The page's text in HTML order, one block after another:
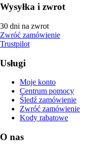
Wysyłka i zwrot
30 dni na zwrot
Zwróć zamówienie
Trustpilot
Usługi
Moje konto
Centrum pomocy
Śledź zamówienie
Zwróć zamówienie
Kody rabatowe
O nas